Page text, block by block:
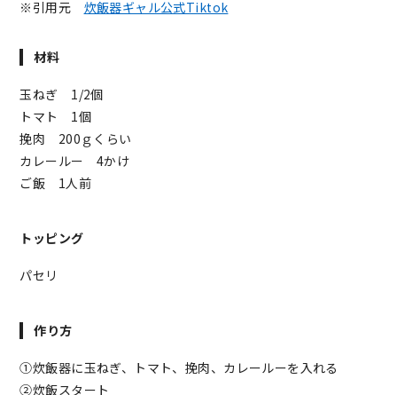
※引用元 炊飯器ギャル公式Tiktok
材料
玉ねぎ 1/2個
トマト 1個
挽肉 200ｇくらい
カレールー 4かけ
ご飯 1人前
トッピング
パセリ
作り方
①炊飯器に玉ねぎ、トマト、挽肉、カレールーを入れる
②炊飯スタート